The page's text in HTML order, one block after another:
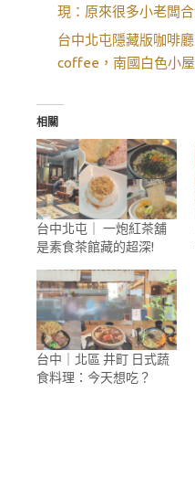
現：原來很多小老闆
台中北屯隱藏版咖啡
coffee，南國白色小
相關
台中北屯｜ 一炮紅茶舖
是素食茶館藏的超深!
台中｜北區 井町 日式蔬
食料理：今天想吃？